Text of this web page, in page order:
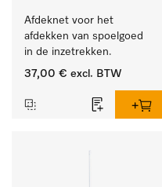
Afdeknet voor het
afdekken van spoelgoed
in de inzetrekken.
37,00 € excl. BTW